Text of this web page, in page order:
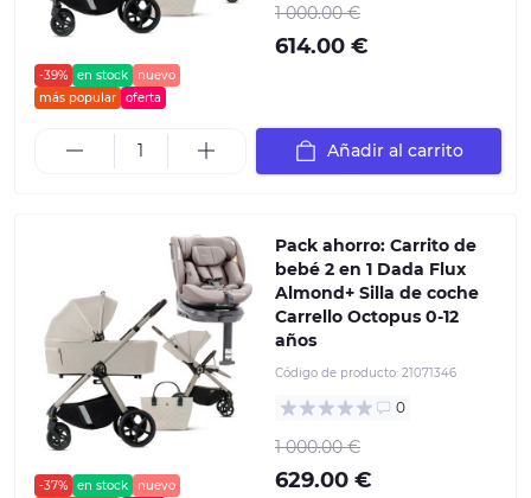
-39% en stock
nuevo
más popular
oferta
1 000.00 €
614.00 €
Añadir al carrito
-37% en stock
nuevo
Pack ahorro: Carrito de
bebé 2 en 1 Dada Flux
Almond+ Silla de coche
Carrello Octopus 0-12
años
Código de producto: 21071346
0
1 000.00 €
629.00 €